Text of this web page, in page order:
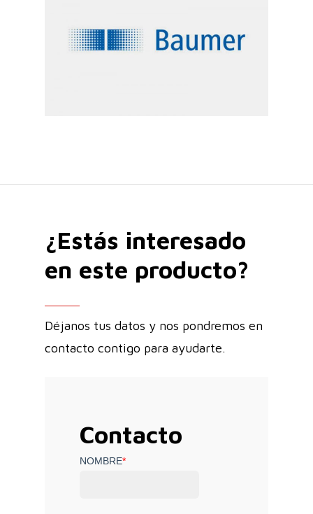
¿Estás interesado
en este producto?
Déjanos tus datos y nos pondremos en
contacto contigo para ayudarte.
Contacto